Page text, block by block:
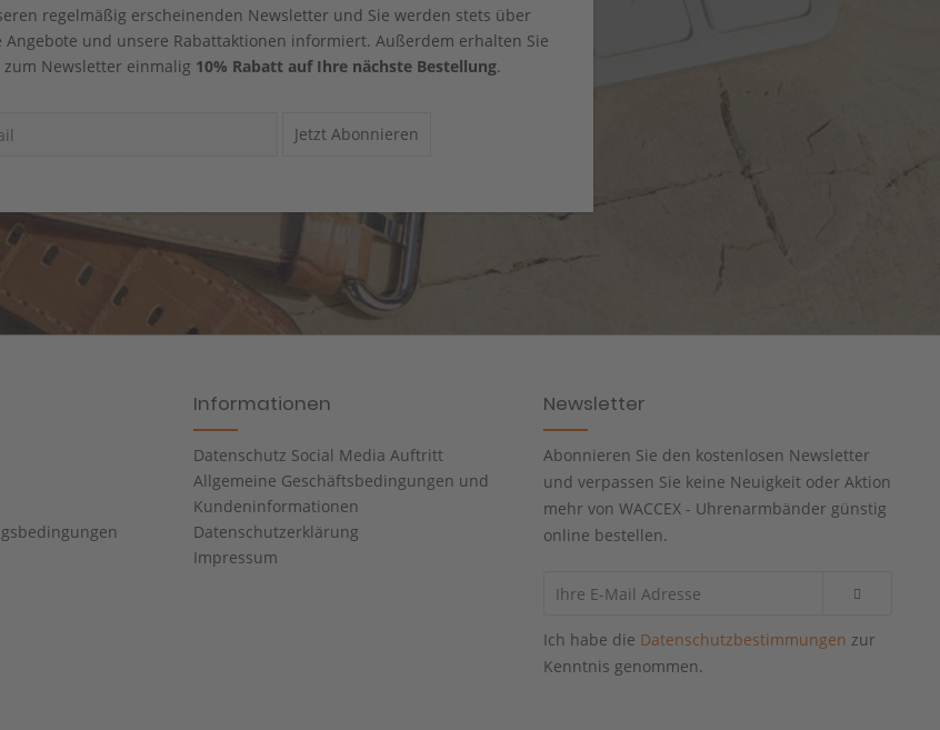
regelmäßig erscheinenden Newsletter und Sie werden stets über
Angebote und unsere Rabattaktionen informiert. Außerdem erhalten Sie
Newsletter einmalig 10% Rabatt auf Ihre nächste Bestellung.
Jetzt Abonnieren
Informationen
Datenschutz Social Media Auftritt
Allgemeine Geschäftsbedingungen und
Kundeninformationen
Datenschutzerklärung
Impressum
Newsletter
Abonnieren Sie den kostenlosen Newsletter
und verpassen Sie keine Neuigkeit oder Aktion
mehr von WACCEX - Uhrenarmbänder günstig
online bestellen.
Ich habe die Datenschutzbestimmungen zur
Kenntnis genommen.